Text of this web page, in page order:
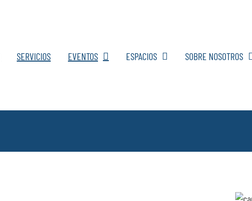
SERVICIOS EVENTOS ESPACIOS SOBRE NOSOTROS